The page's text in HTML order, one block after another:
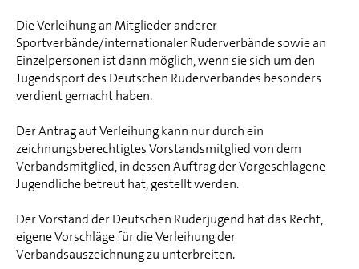
Die Verleihung an Mitglieder anderer
Sportverbände/internationaler Ruderverbände sowie an
Einzelpersonen ist dann möglich, wenn sie sich um den
Jugendsport des Deutschen Ruderverbandes besonders
verdient gemacht haben.
Der Antrag auf Verleihung kann nur durch ein
zeichnungsberechtigtes Vorstandsmitglied von dem
Verbandsmitglied, in dessen Auftrag der Vorgeschlagene
Jugendliche betreut hat, gestellt werden.
Der Vorstand der Deutschen Ruderjugend hat das Recht,
eigene Vorschläge für die Verleihung der
Verbandsauszeichnung zu unterbreiten.